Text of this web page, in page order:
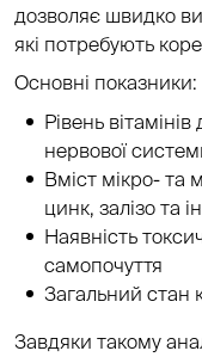
дозволяє швидко
які потребують
Основні показники:
Рівень
нервової
Вміст мікро- та
цинк, залізо та
Наявність
самопочуття
Загальний стан
Завдяки такому